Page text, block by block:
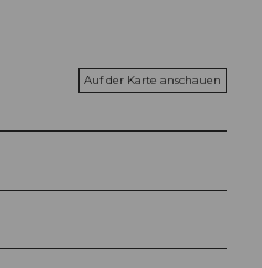
Auf der Karte anschauen